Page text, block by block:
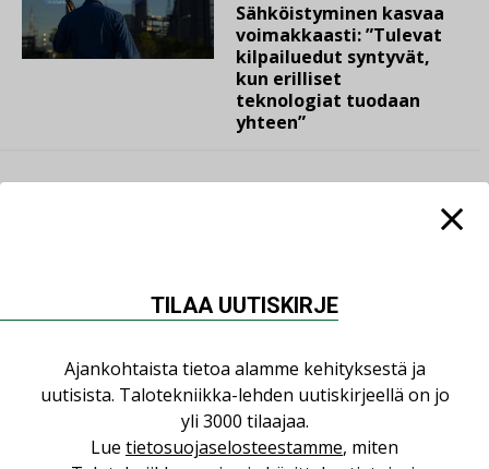
Sähköistyminen kasvaa
voimakkaasti: ”Tulevat
kilpailuedut syntyvät,
kun erilliset
teknologiat tuodaan
yhteen”
Viikko Kuukausi
Datakeskusurakointi on tekniikkalaji
LEHDEN ARTIKKELIT
Jarno Hacklin Cervin yrityskaupasta:
TILAA UUTISKIRJE
Ajankohtaista tietoa alamme kehityksestä ja
uutisista. Talotekniikka-lehden uutiskirjeellä on jo
yli 3000 tilaajaa.
Lue tietosuojaselosteestamme, miten